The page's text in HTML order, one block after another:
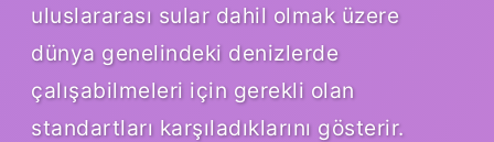
uluslararası sular dahil olmak üzere
dünya genelindeki denizlerde
çalışabilmeleri için gerekli olan
standartları karşıladıklarını gösterir.